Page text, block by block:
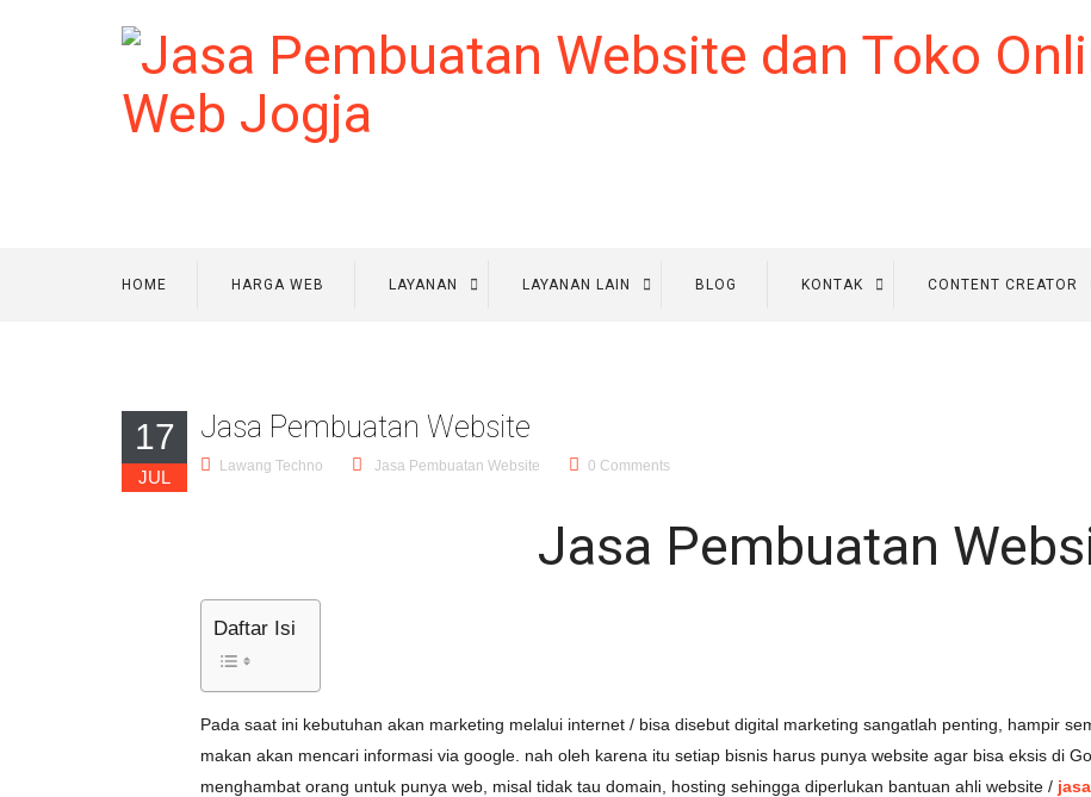
HOME HARGA WEB LAYANAN LAYANAN LAIN BLOG KONTAK CONTENT CREATOR
17
JUL
Jasa Pembuatan Website
Lawang Techno Jasa Pembuatan Website 0 Comments
Jasa Pembuatan
Daftar Isi
Pada saat ini kebutuhan akan marketing melalui internet / bisa disebut digital marketing sangatlah penting, hampir
makan akan mencari informasi via google. nah oleh karena itu setiap bisnis harus punya website agar bisa eksis di
menghambat orang untuk punya web, misal tidak tau domain, hosting sehingga diperlukan bantuan ahli website /